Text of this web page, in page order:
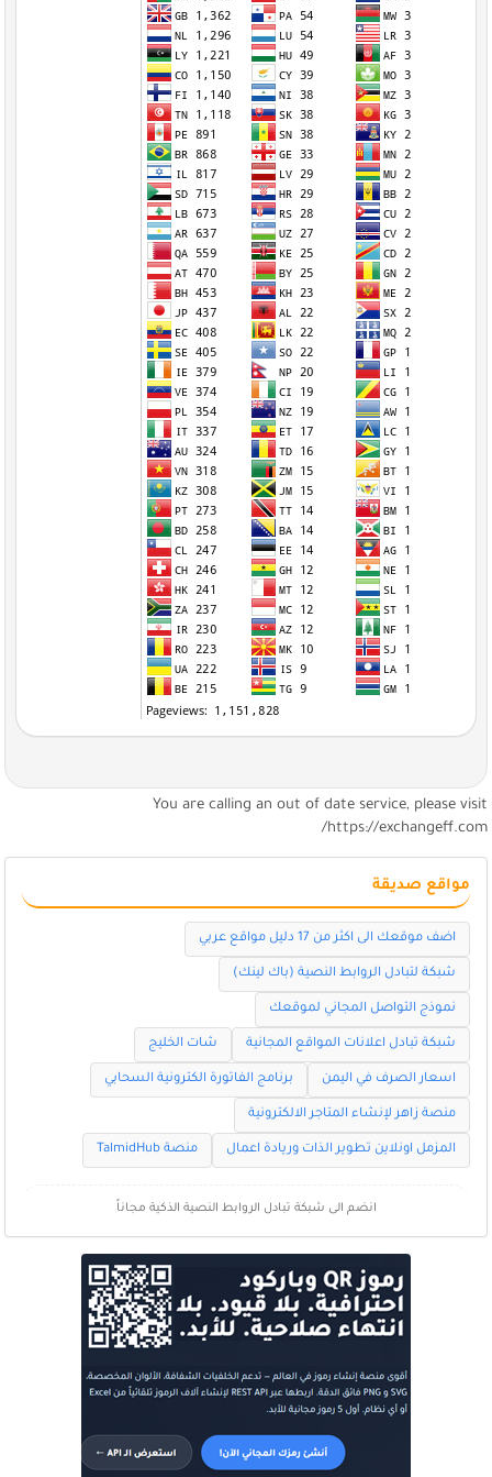
You are calling an out of date service, please visit
https://exchangeff.com/
مواقع صديقة
اضف موقعك الى اكثر من 17 دليل مواقع عربي
شبكة لتبادل الروابط النصية (باك لينك)
نموذج التواصل المجاني لموقعك
شبكة تبادل اعلانات المواقع المجانية شات الخليج
اسعار الصرف في اليمن برنامج الفاتورة الكترونية السحابي
منصة زاهر لإنشاء المتاجر الالكترونية
المزمل اونلاين تطوير الذات وريادة اعمال منصة TalmidHub
انضم الى شبكة تبادل الروابط النصية الذكية مجاناً